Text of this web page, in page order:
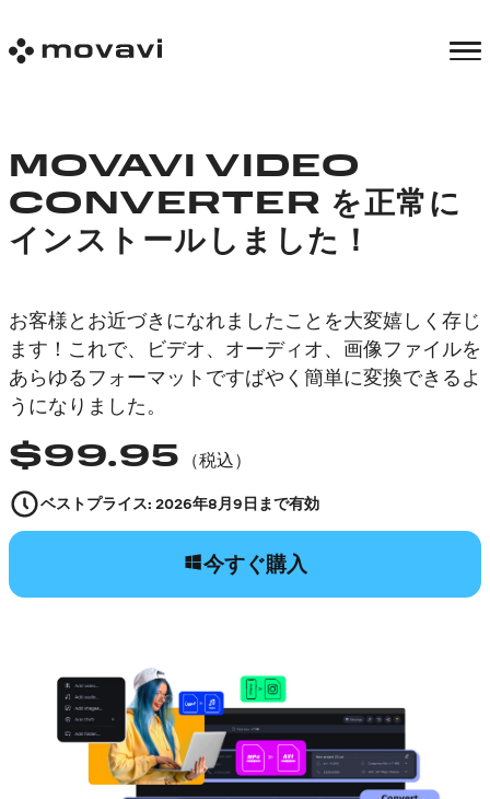
MOVAVI VIDEO
CONVERTER を正常に
インストールしました！
お客様とお近づきになれましたことを大変嬉しく存じ
ます！これで、ビデオ、オーディオ、画像ファイルを
あらゆるフォーマットですばやく簡単に変換できるよ
うになりました。
$99.95 （税込）
ベストプライス: 2026年8月9日 まで有効
今すぐ購入